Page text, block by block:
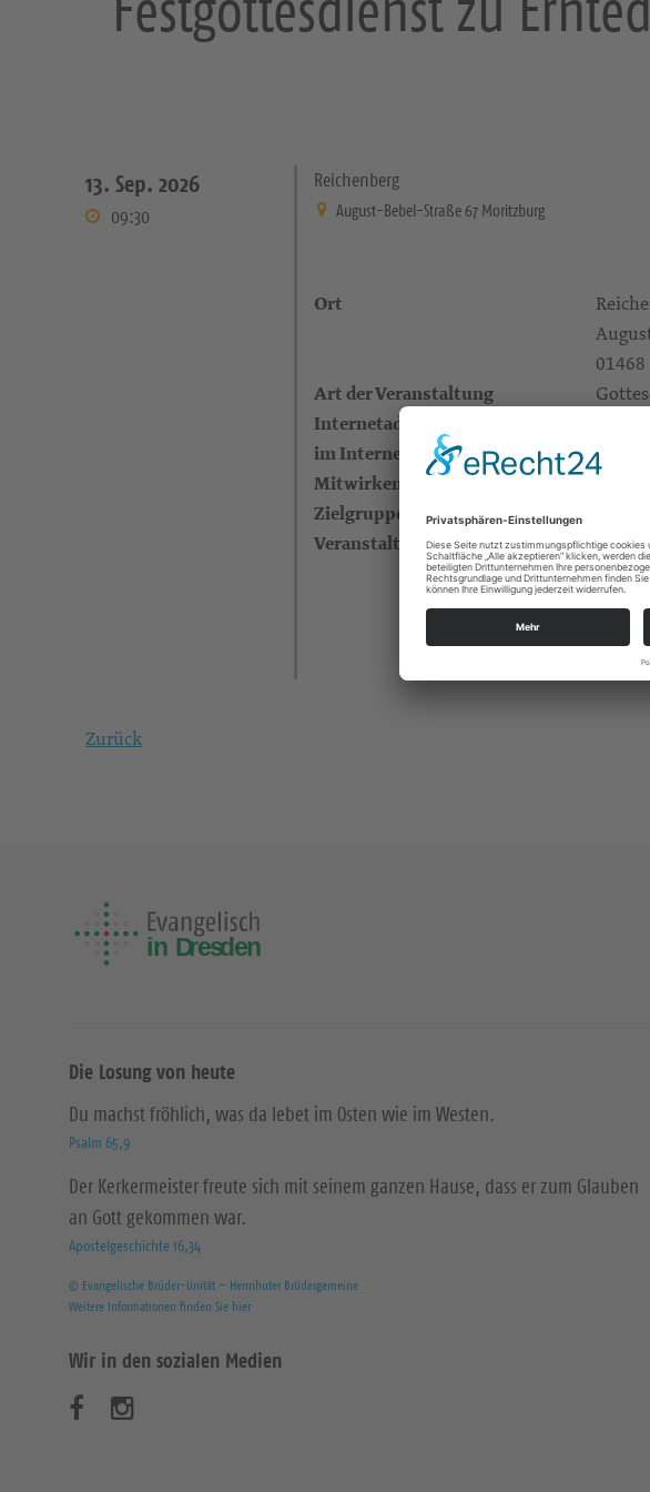
13. Sep. 2026
09:30
Reichenberg
August-Bebel-Straße 67 Moritzburg
Ort
Art der Veranstaltung
Internetadresse (eigene Infos
im Internet)
Mitwirkende Pfrn.
Zielgruppe
Veranstalter KSP
01445
Zurück
Die Losung von heute
Du machst fröhlich, was da lebet im Osten wie im Westen.
Psalm 65,9
Der Kerkermeister freute sich mit seinem ganzen Hause, dass er zum Glauben
an Gott gekommen war.
Apostelgeschichte 16,34
© Evangelische Brüder-Unität – Herrnhuter Brüdergemeine
Weitere Informationen finden Sie hier
Wir in den sozialen Medien